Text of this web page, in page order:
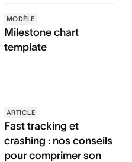
MODÈLE
Milestone chart
template
ARTICLE
Fast tracking et
crashing : nos conseils
pour comprimer son